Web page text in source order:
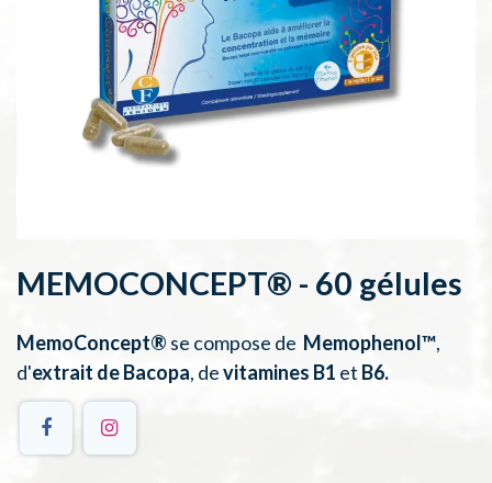
MEMOCONCEPT® - 60 gélules
MemoConcept® se compose de Memophenol™,
d'extrait deBacopa, devitamines B1 et B6.